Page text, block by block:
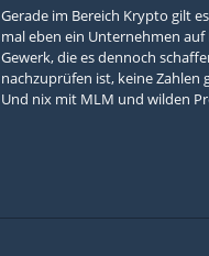
Gerade im Bereich Krypto gilt
mal eben ein Unternehmen
Gewerk, die es dennoch
nachzuprüfen ist, keine
Und nix mit MLM und wilden